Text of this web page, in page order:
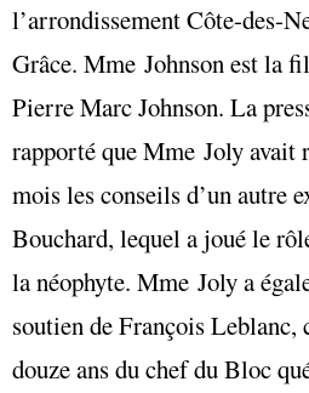
l’arrondissement Côte-des-
Grâce. Mme Johnson est la
Pierre Marc Johnson. La
rapporté que Mme Joly avait
mois les conseils d’un autre
Bouchard, lequel a joué le
la néophyte. Mme Joly a
soutien de François Leblanc,
douze ans du chef du Bloc